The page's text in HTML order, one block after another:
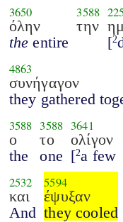
3650
όλην
the entire
3588
την
[2
4863
συνήγαγον
they gathered
3588
ο
the
3588
το
one
3641
ολίγον
[2a few
2532
και
And
5594
έψυξαν
they cooled